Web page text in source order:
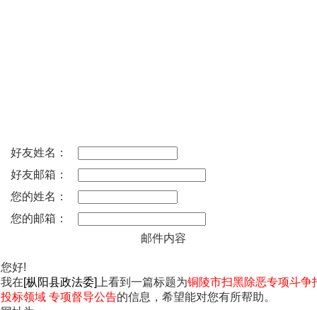
好友姓名：
好友邮箱：
您的姓名：
您的邮箱：
邮件内容
您好!
我在[枞阳县政法委] 上看到一篇标题为铜陵市扫黑除恶专项斗争
投标领域 专项督导公告的信息，希望能对您有所帮助。